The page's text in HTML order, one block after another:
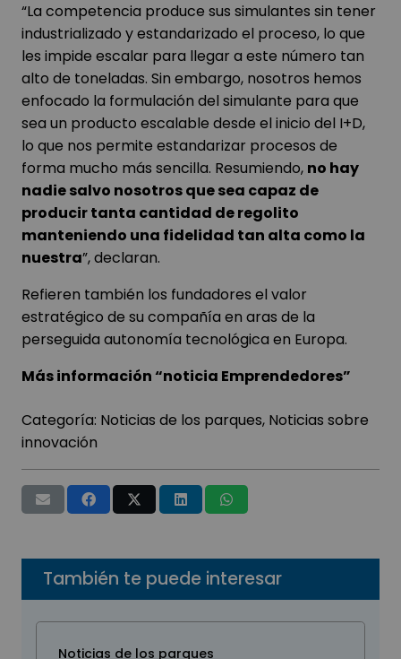
“La competencia produce sus simulantes sin tener
industrializado y estandarizado el proceso, lo que
les impide escalar para llegar a este número tan
alto de toneladas. Sin embargo, nosotros hemos
enfocado la formulación del simulante para que
sea un producto escalable desde el inicio del I+D,
lo que nos permite estandarizar procesos de
forma mucho más sencilla. Resumiendo, no hay
nadie salvo nosotros que sea capaz de
producir tanta cantidad de regolito
manteniendo una fidelidad tan alta como la
nuestra”, declaran.
Refieren también los fundadores el valor
estratégico de su compañía en aras de la
perseguida autonomía tecnológica en Europa.
Más información “noticia Emprendedores”
Categoría: Noticias de los parques, Noticias sobre
innovación
También te puede interesar
Noticias de los parques